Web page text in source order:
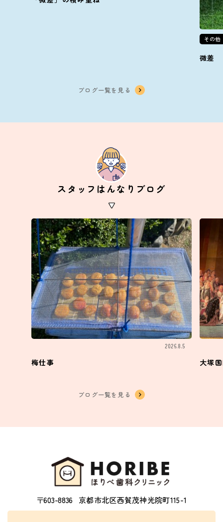
その他
微差
ブログ一覧を見る
スタッフはんなりブログ
2026.8.5
梅仕事 大塚
ブログ一覧を見る
〒603-8836 京都市北区西賀茂神光院町115-1